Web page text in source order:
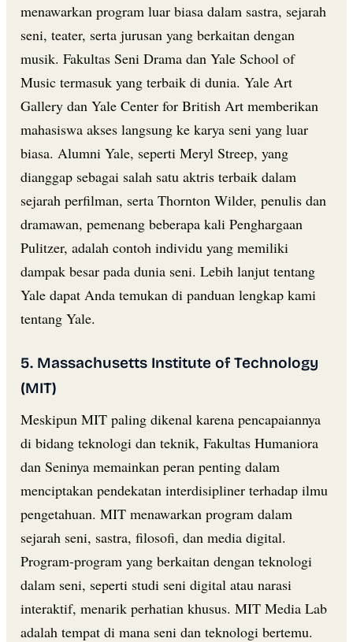
menawarkan program luar biasa dalam sastra, sejarah
seni, teater, serta jurusan yang berkaitan dengan
musik. Fakultas Seni Drama dan Yale School of
Music termasuk yang terbaik di dunia. Yale Art
Gallery dan Yale Center for British Art memberikan
mahasiswa akses langsung ke karya seni yang luar
biasa. Alumni Yale, seperti Meryl Streep, yang
dianggap sebagai salah satu aktris terbaik dalam
sejarah perfilman, serta Thornton Wilder, penulis dan
dramawan, pemenang beberapa kali Penghargaan
Pulitzer, adalah contoh individu yang memiliki
dampak besar pada dunia seni. Lebih lanjut tentang
Yale dapat Anda temukan di panduan lengkap kami
tentang Yale.
5. Massachusetts Institute of Technology
(MIT)
Meskipun MIT paling dikenal karena pencapaiannya
di bidang teknologi dan teknik, Fakultas Humaniora
dan Seninya memainkan peran penting dalam
menciptakan pendekatan interdisipliner terhadap ilmu
pengetahuan. MIT menawarkan program dalam
sejarah seni, sastra, filosofi, dan media digital.
Program-program yang berkaitan dengan teknologi
dalam seni, seperti studi seni digital atau narasi
interaktif, menarik perhatian khusus. MIT Media Lab
adalah tempat di mana seni dan teknologi bertemu.